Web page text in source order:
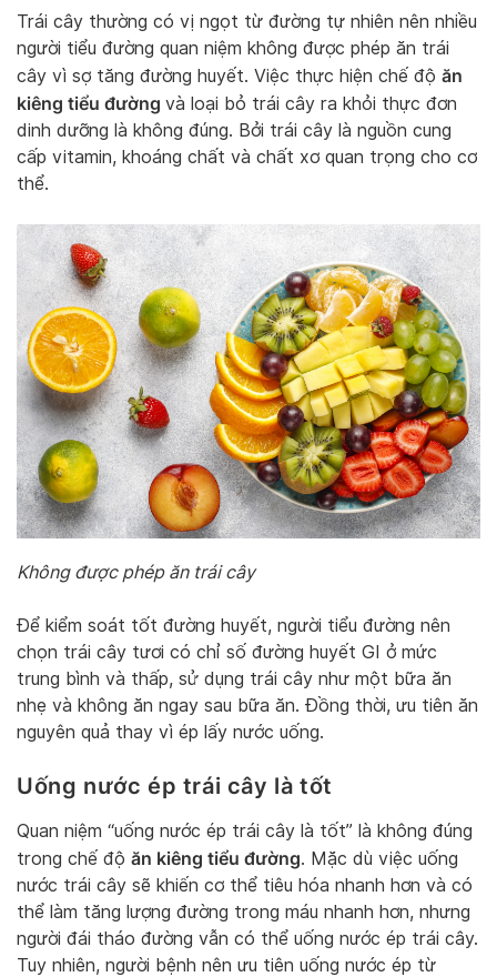
Trái cây thường có vị ngọt từ đường tự nhiên nên nhiều
người tiểu đường quan niệm không được phép ăn trái
cây vì sợ tăng đường huyết. Việc thực hiện chế độ ăn
kiêng tiểu đường và loại bỏ trái cây ra khỏi thực đơn
dinh dưỡng là không đúng. Bởi trái cây là nguồn cung
cấp vitamin, khoáng chất và chất xơ quan trọng cho cơ
thể.
Không được phép ăn trái cây
Để kiểm soát tốt đường huyết, người tiểu đường nên
chọn trái cây tươi có chỉ số đường huyết GI ở mức
trung bình và thấp, sử dụng trái cây như một bữa ăn
nhẹ và không ăn ngay sau bữa ăn. Đồng thời, ưu tiên ăn
nguyên quả thay vì ép lấy nước uống.
Uống nước ép trái cây là tốt
Quan niệm “uống nước ép trái cây là tốt” là không đúng
trong chế độ ăn kiêng tiểu đường. Mặc dù việc uống
nước trái cây sẽ khiến cơ thể tiêu hóa nhanh hơn và có
thể làm tăng lượng đường trong máu nhanh hơn, nhưng
người đái tháo đường vẫn có thể uống nước ép trái cây.
Tuy nhiên, người bệnh nên ưu tiên uống nước ép từ